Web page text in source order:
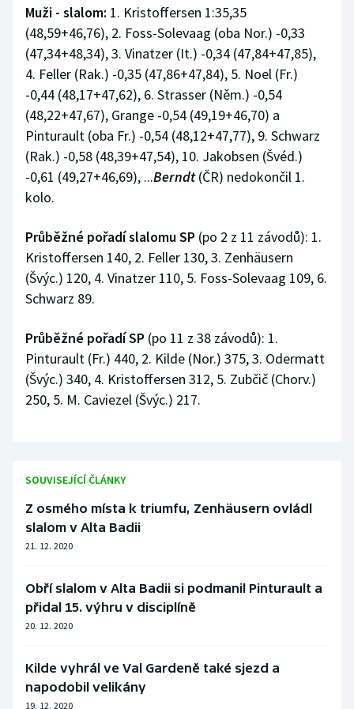
Stolní tenis
Triatlon
Veslování
Vodní slalom
Volejbal
Ostatní
Muži - slalom: 1. Kristoffersen 1:35,35
(48,59+46,76), 2. Foss-Solevaag (oba Nor.) -0,33
(47,34+48,34), 3. Vinatzer (It.) -0,34 (47,84+47,85),
4. Feller (Rak.) -0,35 (47,86+47,84), 5. Noel (Fr.)
-0,44 (48,17+47,62), 6. Strasser (Něm.) -0,54
(48,22+47,67), Grange -0,54 (49,19+46,70) a
Pinturault (oba Fr.) -0,54 (48,12+47,77), 9. Schwarz
(Rak.) -0,58 (48,39+47,54), 10. Jakobsen (Švéd.)
-0,61 (49,27+46,69), ...Berndt(ČR) nedokončil 1.
kolo.
Průběžné pořadí slalomu SP (po 2 z 11 závodů): 1.
Kristoffersen 140, 2. Feller 130, 3. Zenhäusern
(Švýc.) 120, 4. Vinatzer 110, 5. Foss-Solevaag 109, 6.
Schwarz 89.
Průběžné pořadí SP (po 11 z 38 závodů): 1.
Pinturault (Fr.) 440, 2. Kilde (Nor.) 375, 3. Odermatt
(Švýc.) 340, 4. Kristoffersen 312, 5. Zubčič (Chorv.)
250, 5. M. Caviezel (Švýc.) 217.
SOUVISEJÍCÍ ČLÁNKY
Z osmého místa k triumfu, Zenhäusern ovládl
slalom v Alta Badii
21. 12. 2020
Obří slalom v Alta Badii si podmanil Pinturault a
přidal 15. výhru v disciplíně
20. 12. 2020
Kilde vyhrál ve Val Gardeně také sjezd a
napodobil velikány
19. 12. 2020